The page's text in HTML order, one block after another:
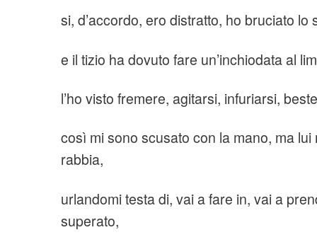
si, d’accordo, ero distratto, ho bruciato lo
e il tizio ha dovuto fare un’inchiodata al
l’ho visto fremere, agitarsi, infuriarsi,
così mi sono scusato con la mano, ma
rabbia,
urlandomi testa di, vai a fare in, vai a
superato,